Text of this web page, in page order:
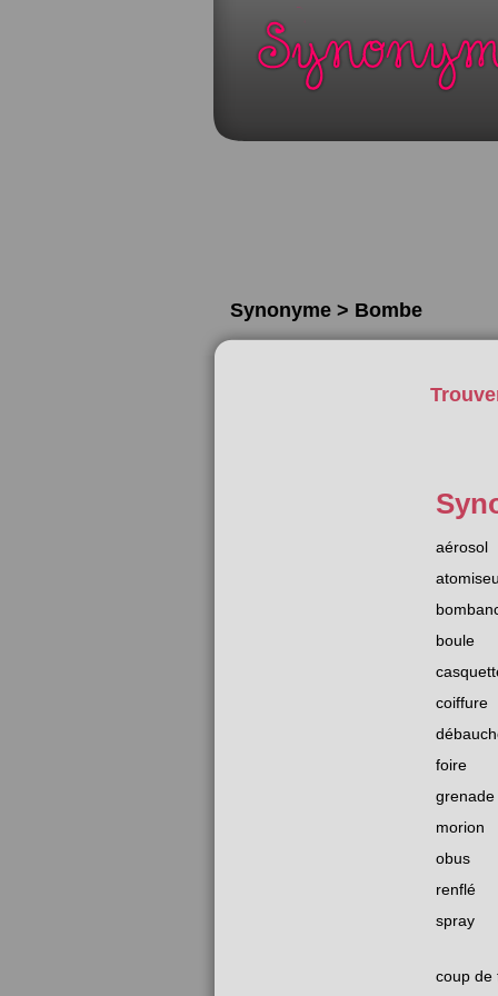
Synonyme > Bombe
aérosol
boule
coiffure
foire
grenade
morion
obus
renflé
spray
coup de